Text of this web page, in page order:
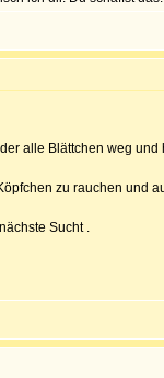
alle Blättchen weg
zu rauchen und
Sucht .